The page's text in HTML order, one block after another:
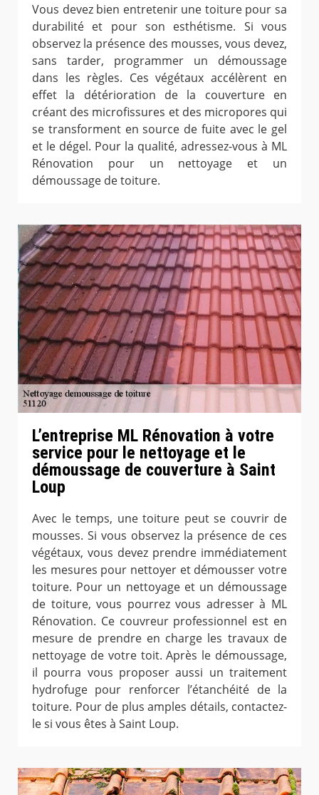
Vous devez bien entretenir une toiture pour sa
durabilité et pour son esthétisme. Si vous
observez la présence des mousses, vous devez,
sans tarder, programmer un démoussage
dans les règles. Ces végétaux accélèrent en
effet la détérioration de la couverture en
créant des microfissures et des micropores qui
se transforment en source de fuite avec le gel
et le dégel. Pour la qualité, adressez-vous à ML
Rénovation pour un nettoyage et un
démoussage de toiture.
L’entreprise ML Rénovation à votre
service pour le nettoyage et le
démoussage de couverture à Saint
Loup
Avec le temps, une toiture peut se couvrir de
mousses. Si vous observez la présence de ces
végétaux, vous devez prendre immédiatement
les mesures pour nettoyer et démousser votre
toiture. Pour un nettoyage et un démoussage
de toiture, vous pourrez vous adresser à ML
Rénovation. Ce couvreur professionnel est en
mesure de prendre en charge les travaux de
nettoyage de votre toit. Après le démoussage,
il pourra vous proposer aussi un traitement
hydrofuge pour renforcer l’étanchéité de la
toiture. Pour de plus amples détails, contactez-
le si vous êtes à Saint Loup.